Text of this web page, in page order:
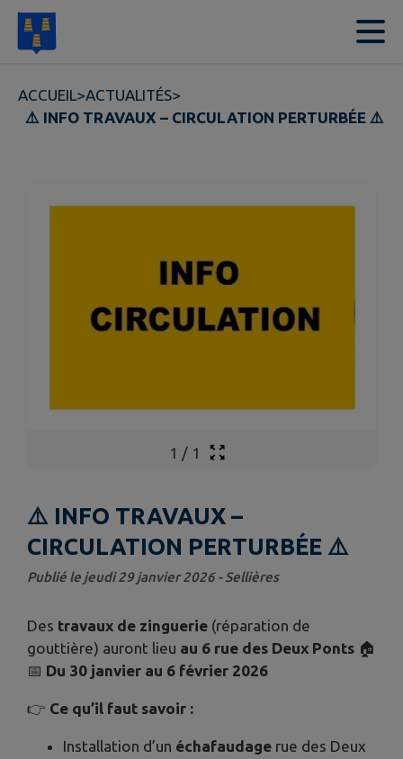
Contenu
ACCUEIL>ACTUALITÉS>
⚠️ INFO TRAVAUX – CIRCULATION PERTURBÉE ⚠️
1 / 1
⚠️ INFO TRAVAUX –
CIRCULATION PERTURBÉE ⚠️
Publié le jeudi 29 janvier 2026 - Sellières
Des travaux de zinguerie (réparation de
gouttière) auront lieu au 6 rue des Deux Ponts 🏠
📅 Du 30 janvier au 6 février 2026
👉 Ce qu’il faut savoir :
Installation d’un échafaudage rue des Deux